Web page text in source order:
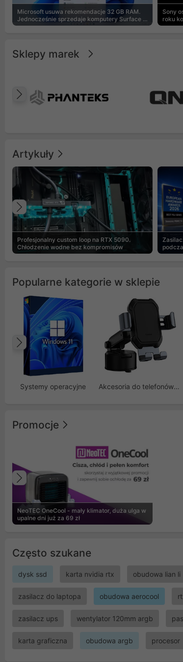
Microsoft usuwa rekomendacje 32 GB RAM.
Jednocześnie sprzedaje komputery Surface z
8 GB
Sony
roku
Sklepy marek
Poprzedni
Artykuły
Profesjonalny custom loop na RTX 5090.
Chłodzenie wodne bez kompromisów
Poprzedni
Popularne kategorie w sklepie
Systemy operacyjne Akcesoria do telefonów GSM
Poprzedni
Promocje
NeoTEC OneCool - mały klimator, duża ulga w
upalne dni już za 69 zł
Poprzedni
Często szukane
dysk ssd karta nvidia rtx obudowa lian li
zasilacz do laptopa obudowa aerocool
zasilacz ups wentylator 120mm argb
karta graficzna obudowa argb procesor